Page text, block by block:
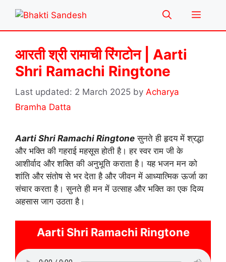
content
Menu
आरती श्री रामाची रिंगटोन | Aarti
Shri Ramachi Ringtone
2 March 2025 by Acharya
Bramha Datta
Aarti Shri Ramachi Ringtone सुनते ही हृदय में श्रद्धा
और भक्ति की गहराई महसूस होती है। हर स्वर राम जी के
आशीर्वाद और शक्ति की अनुभूति कराता है। यह भजन मन को
शांति और संतोष से भर देता है और जीवन में आध्यात्मिक ऊर्जा का
संचार करता है। सुनते ही मन में उत्साह और भक्ति का एक दिव्य
अहसास जाग उठता है।
Aarti Shri Ramachi Ringtone